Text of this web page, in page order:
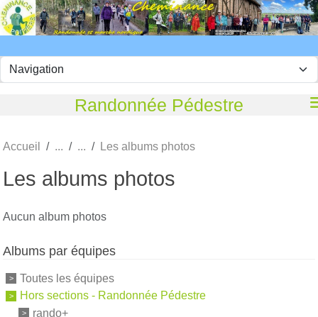
Randonnée Pédestre
Accueil Les albums photos
Les albums photos
Aucun album photos
Albums par équipes
Toutes les équipes
Hors sections - Randonnée Pédestre
rando+
Panneau de gestion des cookies